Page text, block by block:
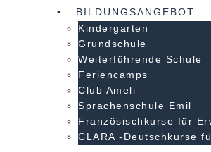
BILDUNGSANGEBOT
Kindergarten
Grundschule
Weiterführende Schule
Feriencamps
Club Ameli
Sprachenschule Emil
Französischkurse für
CLARA -Deutschkurse